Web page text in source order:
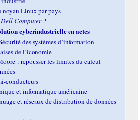
Linux par pays
Dell Computer?
cyberindustrielle en actes
des systèmes d’information
de l’iconomie
: repousser les limites du calcul
conducteurs
et informatique américaine
et réseaux de distribution de données